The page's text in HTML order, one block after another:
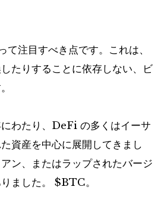
注目すべき点です。これは、
たりすることに依存しない、ビ
わたり、DeFi の多くはイーサ
資産を中心に展開してきまし
ン、またはラップされたバージ
ました。 $BTC。